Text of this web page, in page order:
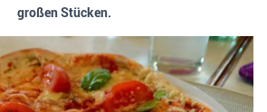
großen Stücken.